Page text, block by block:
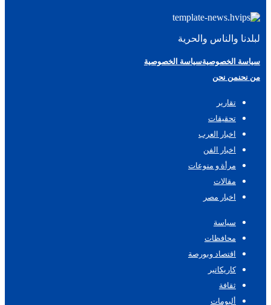
لبلدنا والناس والحرية
سياسة الخصوصيةسياسة الخصوصية
من نحنمن نحن
تقارير
تحقيقات
اخبار العرب
اخبار الفن
مرأة و منوعات
مقالات
اخبار مصر
سياسة
محافظات
اقتصاد وبورصة
كاريكاتير
ثقافة
ألبومات